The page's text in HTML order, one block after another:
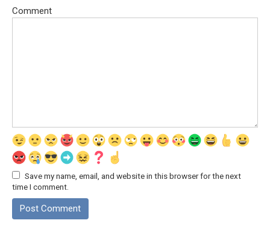
Comment
Save my name, email, and website in this browser for the next
time I comment.